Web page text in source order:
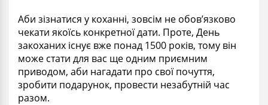
Аби зізнатися у коханні, зовсім не обов’язково
чекати якоїсь конкретної дати. Проте, День
закоханих існує вже понад 1500 років, тому він
може стати для вас ще одним приємним
приводом, аби нагадати про свої почуття,
зробити подарунок, провести незабутній час
разом.